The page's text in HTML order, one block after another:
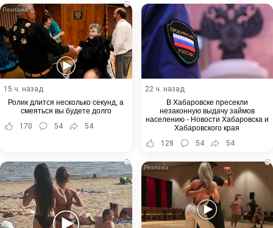
i
15 ч. назад
Ролик длится несколько секунд, а
смеяться вы будете долго
170
54 54
22 ч. назад
В Хабаровске пресекли
незаконную выдачу займов
населению - Новости Хабаровска и
Хабаровского края
128
54 54
i i